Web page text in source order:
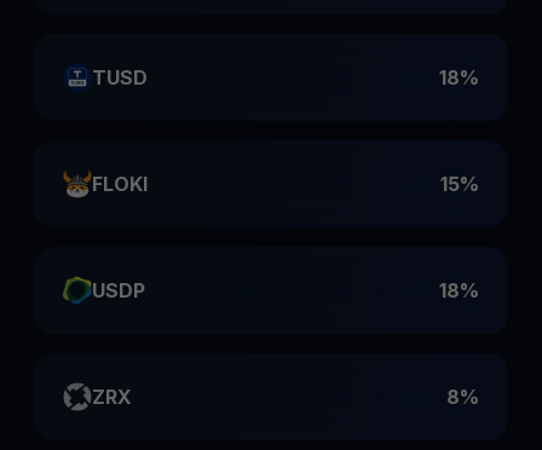
TUSD 18%
FLOKI 15%
USDP 18%
ZRX 8%